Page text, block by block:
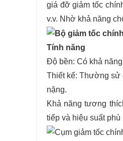
giá đỡ giảm tốc
v.v. Nhờ khả năng
Tính năng
Độ bền: Có khả
Thiết kế: Thường sử
nặng.
Khả năng tương
tiếp và hiệu suất